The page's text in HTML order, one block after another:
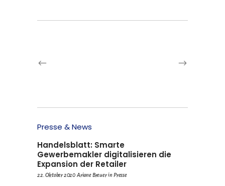
Presse & News
Handelsblatt: Smarte
Gewerbemakler digitalisieren die
Expansion der Retailer
22. Oktober 2020 Ariane Breuer in Presse